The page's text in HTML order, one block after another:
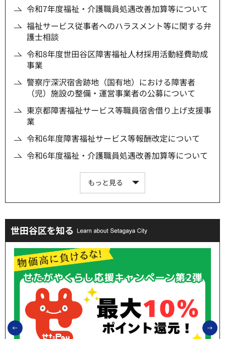
令和7年度福祉・介護職員処遇改善加算等について
福祉サービス従事者へのハラスメント等に関する弁
護士相談
令和8年度世田谷区障害福祉人材採用活動経費助成
事業
警察庁深沢宿舎跡地（国有地）における障害者
（児）施設の整備・運営事業者の公募について
東京都障害福祉サービス等職員宿舎借り上げ支援事
業
令和6年度障害福祉サービス等報酬改定について
令和6年度福祉・介護職員処遇改善加算等について
もっと見る
世田谷区を知る
前のスライドを表示